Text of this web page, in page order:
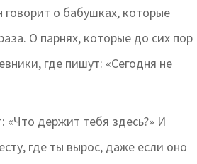
о бабушках, которые
О парнях, которые до сих пор
где пишут: «Сегодня не
«Что держит тебя здесь?» И
где ты вырос, даже если оно